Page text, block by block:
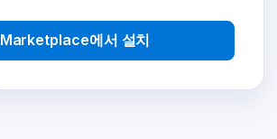
Marketplace에서 설치